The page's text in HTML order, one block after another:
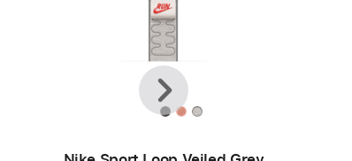
Precedente
Avanti